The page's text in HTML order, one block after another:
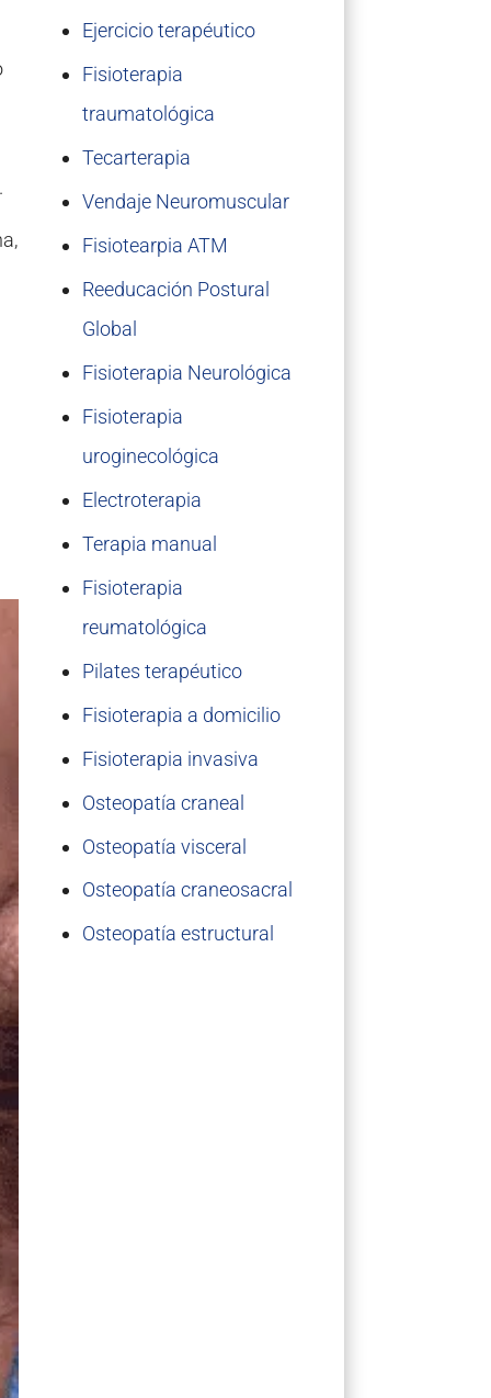
Ejercicio terapéutico
Fisioterapia
traumatológica
Tecarterapia
Vendaje Neuromuscular
Fisiotearpia ATM
Reeducación Postural
Global
Fisioterapia Neurológica
Fisioterapia
uroginecológica
Electroterapia
Terapia manual
Fisioterapia
reumatológica
Pilates terapéutico
Fisioterapia a domicilio
Fisioterapia invasiva
Osteopatía craneal
Osteopatía visceral
Osteopatía craneosacral
Osteopatía estructural